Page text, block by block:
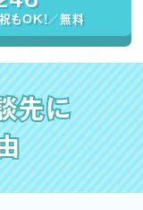
もOK！／無料
先に